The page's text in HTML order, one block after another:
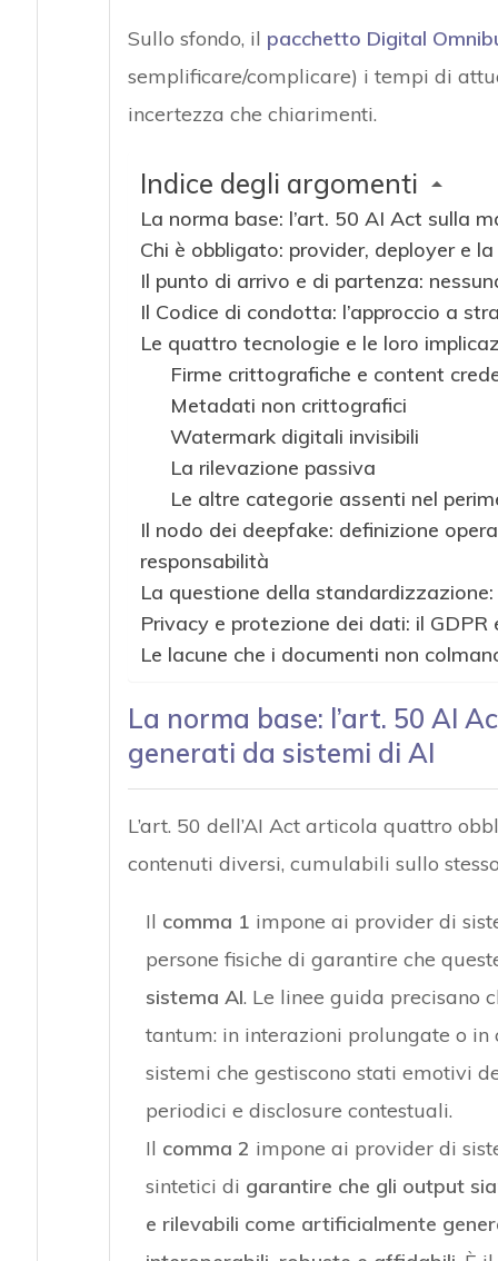
Sullo sfondo, il pacchetto Digital
semplificare/complicare) i tempi di
incertezza che chiarimenti.
Indice degli argomenti
La norma base: l’art. 50 AI Act sulla
Chi è obbligato: provider, deployer e
Il punto di arrivo e di partenza:
Il Codice di condotta: l’approccio a
Le quattro tecnologie e le loro
Firme crittografiche e content
Metadati non crittografici
Watermark digitali invisibili
La rilevazione passiva
Le altre categorie assenti nel
Il nodo dei deepfake: definizione
responsabilità
La questione della
Privacy e protezione dei dati: il GDPR
Le lacune che i documenti non
La norma base: l’art. 50 AI
generati da sistemi di AI
L’art. 50 dell’AI Act articola quattro
contenuti diversi, cumulabili sullo
Il comma 1 impone ai provider di
persone fisiche di garantire che
sistema AI. Le linee guida precisano
tantum: in interazioni prolungate o
sistemi che gestiscono stati emotivi
periodici e disclosure contestuali.
Il comma 2 impone ai provider di
sintetici di garantire che gli output
e rilevabili come artificialmente